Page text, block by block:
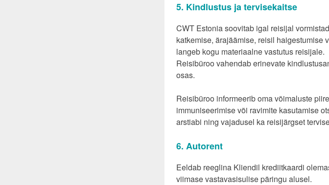
5. Kindlustus ja tervisekaitse
CWT Estonia soovitab igal reisijal
katkemise, ärajäämise, reisil haigestumise
langeb kogu materiaalne vastutus reisijale.
Reisibüroo vahendab erinevate
osas.
Reisibüroo informeerib oma võimaluste
immuniseerimise või ravimite kasutamise
arstiabi ning vajadusel ka reisijärgset
6. Autorent
Eeldab reeglina Kliendil krediitkaardi
viimase vastavasisulise päringu alusel.